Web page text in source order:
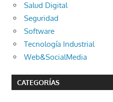
Salud Digital
Seguridad
Software
Tecnología Industrial
Web&SocialMedia
CATEGORÍAS